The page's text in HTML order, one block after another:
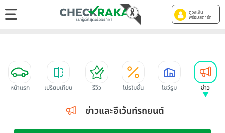
ดูวงเงิน
พร้อมสตาร์ท
หน้าแรก เปรียบเทียบ รีวิว โปรโมชั่น โชว์รูม ข่าว
ข่าวและอีเว้นท์รถยนต์